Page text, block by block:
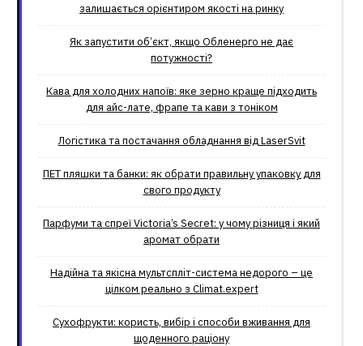
залишається орієнтиром якості на ринку
Як запустити об’єкт, якщо Обленерго не дає
потужності?
Кава для холодних напоїв: яке зерно краще підходить
для айс-лате, фрапе та кави з тоніком
Логістика та постачання обладнання від LaserSvit
ПЕТ пляшки та банки: як обрати правильну упаковку для
свого продукту
Парфуми та спреї Victoria’s Secret: у чому різниця і який
аромат обрати
Надійна та якісна мультспліт-система недорого – це
цілком реально з Climat.еxpert
Сухофрукти: користь, вибір і способи вживання для
щоденного раціону